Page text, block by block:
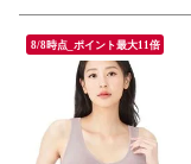
8/8時点_ポイント最大11倍